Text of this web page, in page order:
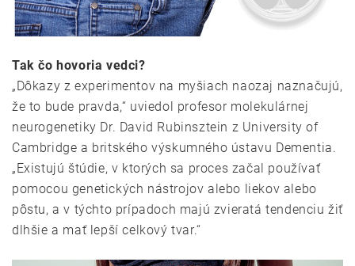
Tak čo hovoria vedci?
„Dôkazy z experimentov na myšiach naozaj naznačujú,
že to bude pravda,“ uviedol profesor molekulárnej
neurogenetiky Dr. David Rubinsztein z University of
Cambridge a britského výskumného ústavu Dementia.
„Existujú štúdie, v ktorých sa proces začal používať
pomocou genetických nástrojov alebo liekov alebo
pôstu, a v týchto prípadoch majú zvieratá tendenciu žiť
dlhšie a mať lepší celkový tvar.“